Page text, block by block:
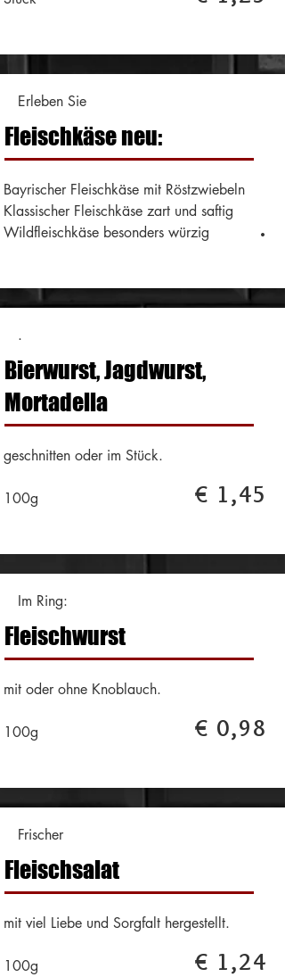
Erleben Sie
Fleischkäse neu:
Bayrischer Fleischkäse mit Röstzwiebeln
Klassischer Fleischkäse zart und saftig
Wildfleischkäse besonders würzig
.
.
Bierwurst, Jagdwurst,
Mortadella
geschnitten oder im Stück.
100g € 1,45
Im Ring:
Fleischwurst
mit oder ohne Knoblauch.
100g € 0,98
Frischer
Fleischsalat
mit viel Liebe und Sorgfalt hergestellt.
100g € 1,24